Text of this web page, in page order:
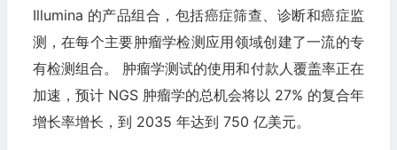
Illumina 的产品组合，包括癌症筛查、诊断和癌症监
测，在每个主要肿瘤学检测应用领域创建了一流的专
有检测组合。 肿瘤学测试的使用和付款人覆盖率正在
加速，预计 NGS 肿瘤学的总机会将以 27% 的复合年
增长率增长，到 2035 年达到 750 亿美元。